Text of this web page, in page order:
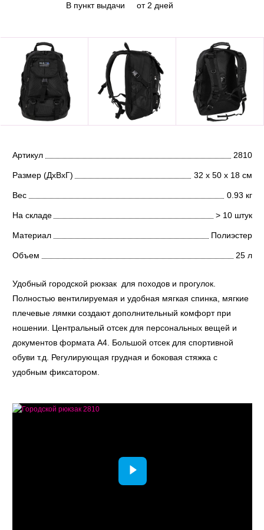
В пункт выдачи
от 2 дней
Артикул 2810
Размер (ДхВхГ) 32 х 50 х 18 см
Вес 0.93 кг
На складе > 10 штук
Материал Полиэстер
Объем 25 л
Удобный городской рюкзак для походов и прогулок.
Полностью вентилируемая и удобная мягкая спинка, мягкие
плечевые лямки создают дополнительный комфорт при
ношении. Центральный отсек для персональных вещей и
документов формата A4. Большой отсек для спортивной
обуви т.д. Регулирующая грудная и боковая стяжка с
удобным фиксатором.